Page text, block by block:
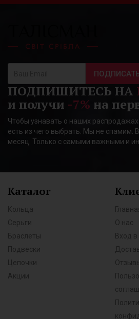
ПОДПИШИТЕСЬ НА
и получи -7% на
Чтобы узнавать о наших
есть из чего выбрать. Мы не спамим.
месяц. Только с самыми важными и
Каталог
Кольца
Серьги
Браслеты
Подвески
Цепочки
Акции
О нас
Вход